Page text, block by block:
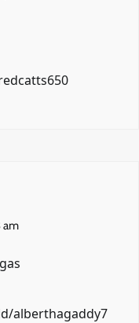
am
alberthagaddy7